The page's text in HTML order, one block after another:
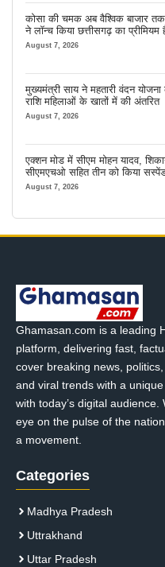
कोसा की चमक अब वैश्विक बाजार
ने लॉन्च किया छत्तीसगढ़ का
‘कोशल फैब’
August 7, 2026
मुख्यमंत्री साय ने महतारी वंदन
राशि महिलाओं के खातों में की अंतरित
August 7, 2026
एक्शन मोड में सीएम मोहन यादव,
सीएमएचओ सहित तीन को किया
August 7, 2026
Ghamasan.com is a leading
platform, delivering fast,
cover breaking news,
and viral trends with a
with today’s digital
eye on the pulse of the
a movement.
Categories
Madhya Pradesh
Uttrakhand
Uttar Pradesh